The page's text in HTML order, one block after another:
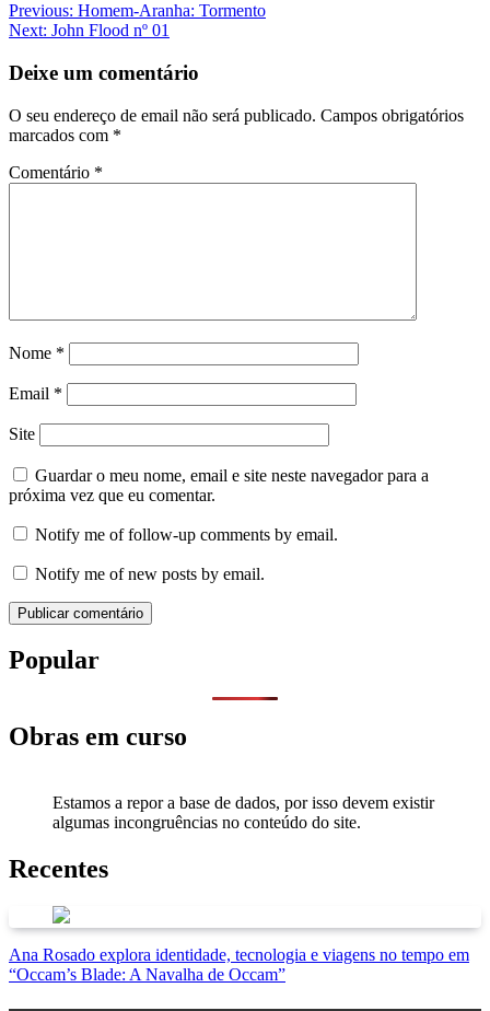
Previous: Homem-Aranha: Tormento
Next: John Flood nº 01
Deixe um comentário
O seu endereço de email não será publicado. Campos obrigatórios
marcados com *
Comentário *
Nome *
Email *
Site
Guardar o meu nome, email e site neste navegador para a
próxima vez que eu comentar.
Notify me of follow-up comments by email.
Notify me of new posts by email.
Popular
Obras em curso
Estamos a repor a base de dados, por isso devem existir
algumas incongruências no conteúdo do site.
Recentes
Ana Rosado explora identidade, tecnologia e viagens no tempo em
“Occam’s Blade: A Navalha de Occam”